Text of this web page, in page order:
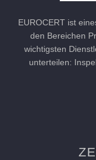
EUROCERT ist
den Bereichen
wichtigsten
unterteilen: